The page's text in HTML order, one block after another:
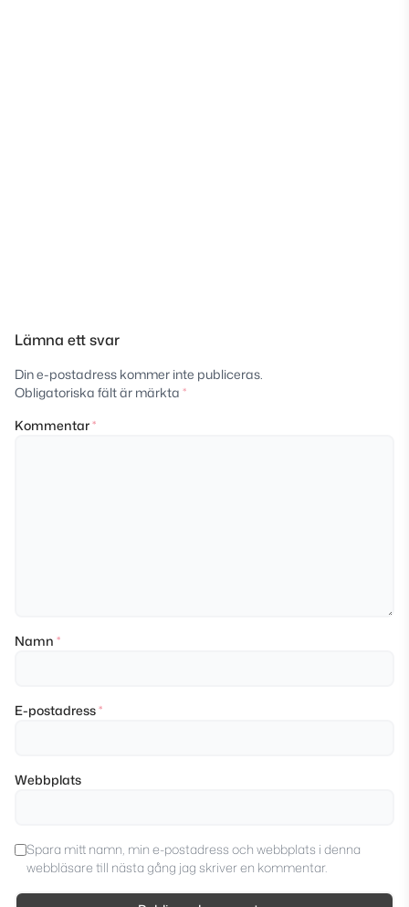
Lämna ett svar
Din e-postadress kommer inte publiceras.
Obligatoriska fält är märkta *
Kommentar*
Namn *
E-postadress*
Webbplats
Spara mitt namn, min e-postadress och webbplats i denna
webbläsare till nästa gång jag skriver en kommentar.